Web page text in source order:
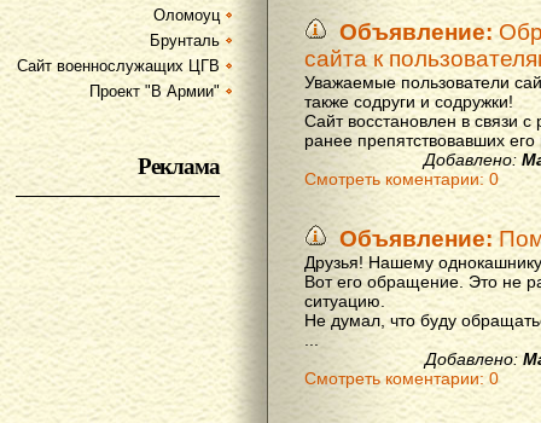
Оломоуц
Брунталь
Сайт военнослужащих ЦГВ
Проект "В Армии"
Реклама
Объявление:
сайта к
Уважаемые пользователи
также содруги и содружки!
Сайт восстановлен в связи
ранее препятствовавших
Добавлено:
Смотреть коментарии: 0
Объявление:
Друзья! Нашему
Вот его обращение. Это не
ситуацию.
Не думал, что буду
Добавлено:
Смотреть коментарии: 0